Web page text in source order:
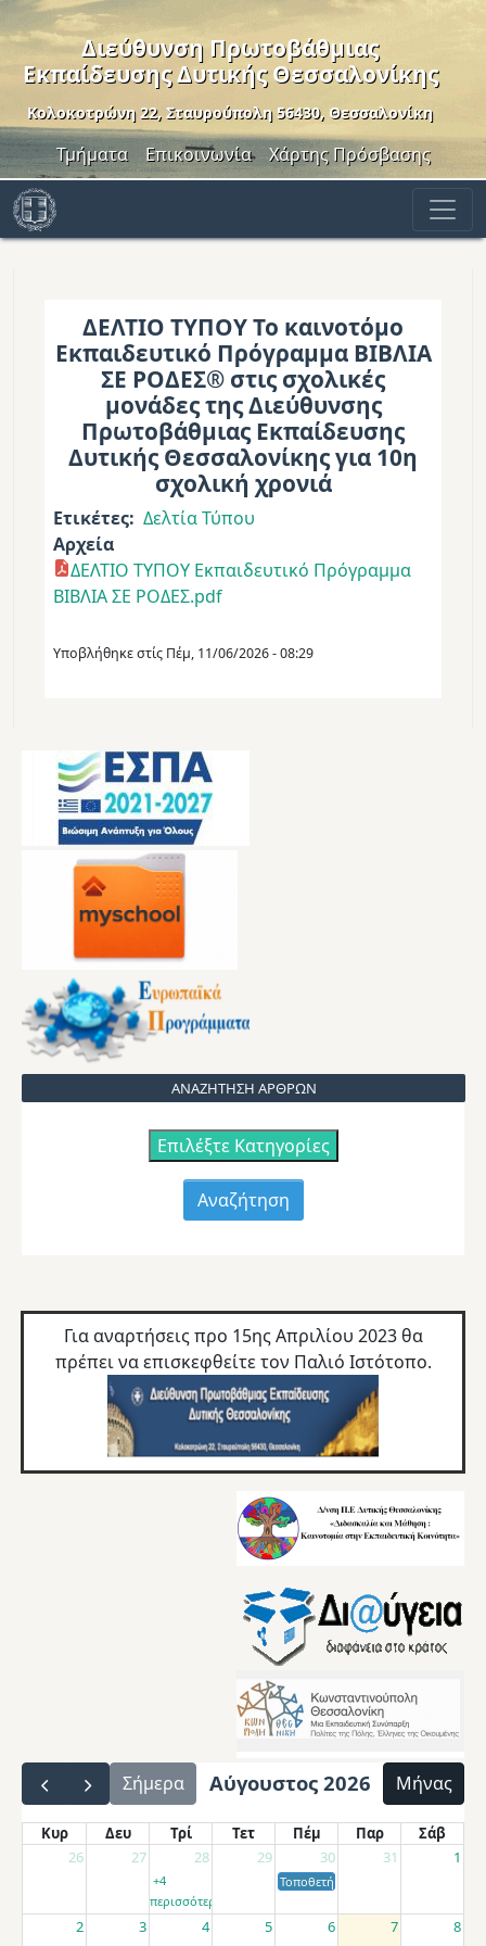
Παράκαμψη προς το κυρίως περιεχόμενο
Διεύθυνση Πρωτοβάθμιας
Εκπαίδευσης Δυτικής Θεσσαλονίκης
Κολοκοτρώνη 22, Σταυρούπολη 56430, Θεσσαλονίκη
Header Menu
Τμήματα Επικοινωνία Χάρτης Πρόσβασης
ΑΝΑΖΗΤΗΣΗ ΑΡΘΡΩΝ
Επιλέξτε Κατηγορίες
ΔΕΛΤΙΟ ΤΥΠΟΥ Το καινοτόμο
Εκπαιδευτικό Πρόγραμμα ΒΙΒΛΙΑ
ΣΕ ΡΟΔΕΣ® στις σχολικές
μονάδες της Διεύθυνσης
Πρωτοβάθμιας Εκπαίδευσης
Δυτικής Θεσσαλονίκης για 10η
σχολική χρονιά
Ετικέτες Δελτία Τύπου
Αρχεία
ΔΕΛΤΙΟ ΤΥΠΟΥ Εκπαιδευτικό Πρόγραμμα
ΒΙΒΛΙΑ ΣΕ ΡΟΔΕΣ.pdf
Υποβλήθηκε στίς Πέμ, 11/06/2026 - 08:29
Για αναρτήσεις προ 15ης Απριλίου 2023 θα
πρέπει να επισκεφθείτε τον Παλιό Ιστότοπο.
Σήμερα Αύγουστος 2026 Μήνας
Κυρ Δευ Τρί Τετ Πέμ Παρ
Σάβ
26
27 28 29 30 31 1
+4
περισσότερα
Τοποθετήσεις αποσπασμένων
2 3 4 5 6 7 8